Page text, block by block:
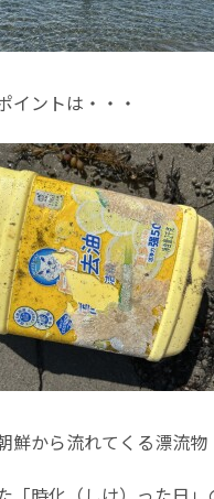
イントは・・・
鮮から流れてくる漂流物